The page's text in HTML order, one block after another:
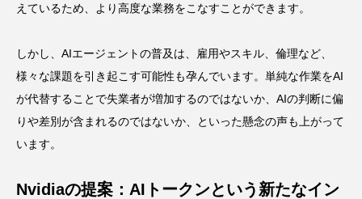
えているため、より高度な業務をこなすことができます。
しかし、AIエージェントの普及は、雇用やスキル、倫理など、
様々な課題を引き起こす可能性も孕んでいます。単純な作業をAI
が代替することで失業者が増加するのではないか、AIの判断に偏
りや差別が含まれるのではないか、といった懸念の声も上がって
います。
Nvidiaの提案：AIトークンという新たなイン